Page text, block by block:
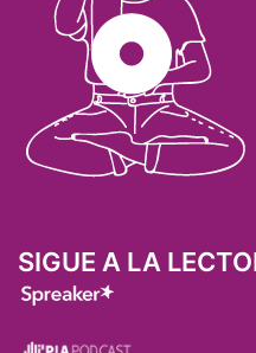
SIGUE A LA